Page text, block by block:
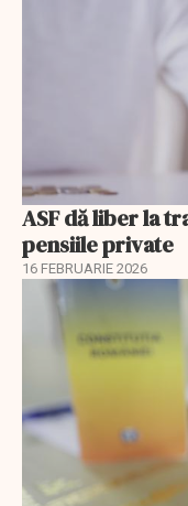
ASF dă liber la
pensiile private
16 FEBRUARIE 2026